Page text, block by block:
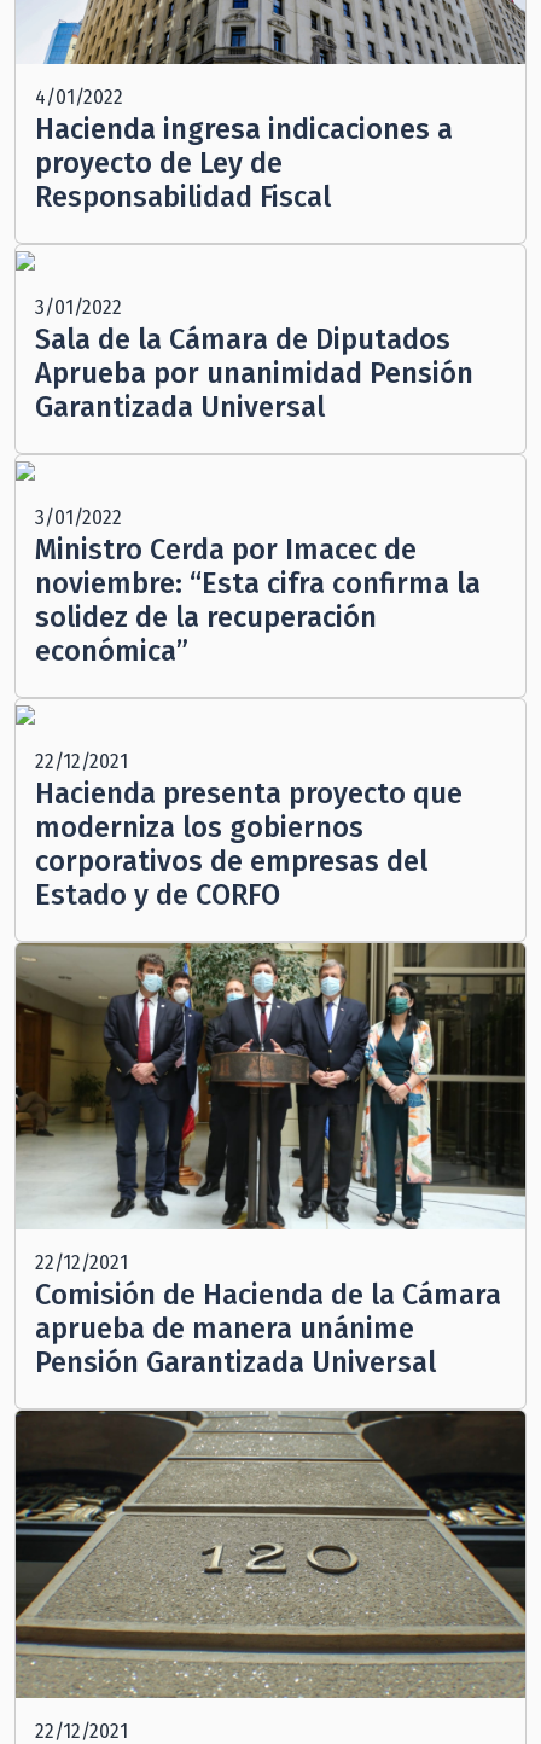
4/01/2022
Hacienda ingresa indicaciones a
proyecto de Ley de
Responsabilidad Fiscal
3/01/2022
Sala de la Cámara de Diputados
Aprueba por unanimidad Pensión
Garantizada Universal
3/01/2022
Ministro Cerda por Imacec de
noviembre: “Esta cifra confirma la
solidez de la recuperación
económica”
22/12/2021
Hacienda presenta proyecto que
moderniza los gobiernos
corporativos de empresas del
Estado y de CORFO
22/12/2021
Comisión de Hacienda de la Cámara
aprueba de manera unánime
Pensión Garantizada Universal
22/12/2021